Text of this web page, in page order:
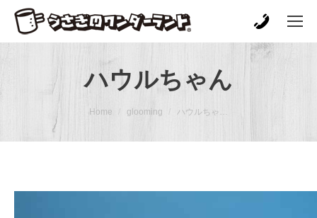
ハウルちゃん
Home glooming ハウルちゃ…